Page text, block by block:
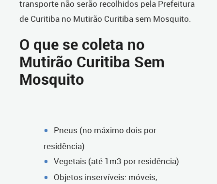
transporte não serão recolhidos pela Prefeitura
de Curitiba no Mutirão Curitiba sem Mosquito.
O que se coleta no
Mutirão Curitiba Sem
Mosquito
Pneus (no máximo dois por
residência)
Vegetais (até 1m3 por residência)
Objetos inservíveis: móveis,